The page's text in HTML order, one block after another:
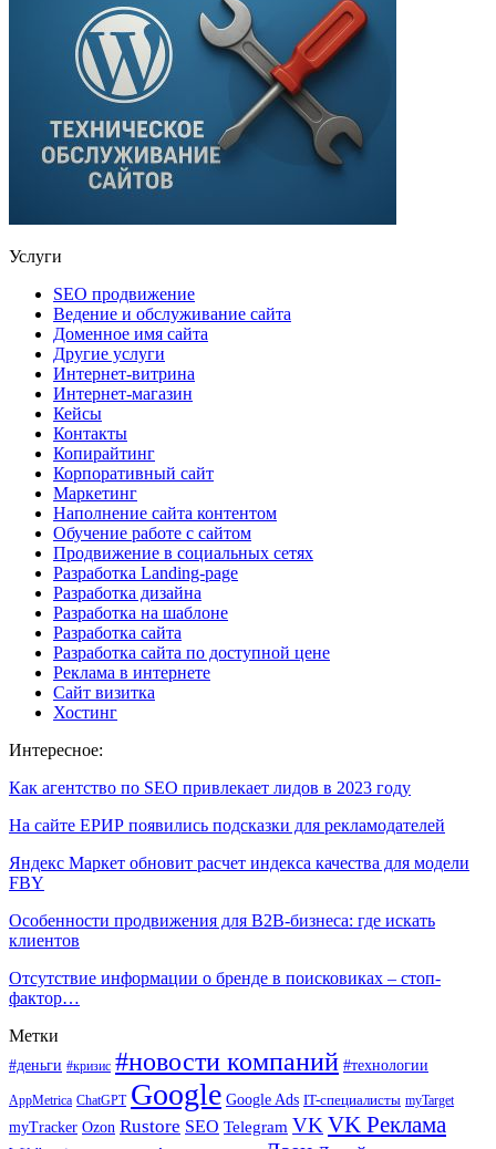
Услуги
SEO продвижение
Ведение и обслуживание сайта
Доменное имя сайта
Другие услуги
Интернет-витрина
Интернет-магазин
Кейсы
Контакты
Копирайтинг
Корпоративный сайт
Маркетинг
Наполнение сайта контентом
Обучение работе с сайтом
Продвижение в социальных сетях
Разработка Landing-page
Разработка дизайна
Разработка на шаблоне
Разработка сайта
Разработка сайта по доступной цене
Реклама в интернете
Сайт визитка
Хостинг
Интересное:
Как агентство по SEO привлекает лидов в 2023 году
На сайте ЕРИР появились подсказки для рекламодателей
Яндекс Маркет обновит расчет индекса качества для модели
FBY
Особенности продвижения для B2B-бизнеса: где искать
клиентов
Отсутствие информации о бренде в поисковиках – стоп-
фактор…
Метки
#деньги #кризис #новости компаний #технологии
AppMetrica ChatGPT Google Google Ads IT-специалисты myTarget
myTracker Ozon Rustore SEO Telegram VK VK Реклама